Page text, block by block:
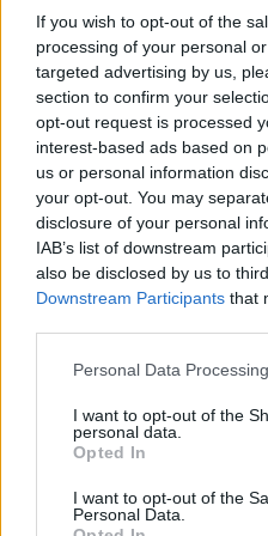
If you wish to opt-out of the
processing of your personal
targeted advertising by us,
section to confirm your
opt-out request is processed
interest-based ads based on
us or personal information
your opt-out. You may
disclosure of your personal
IAB’s list of downstream
also be disclosed by us to
Downstream Participants that
Please note that this website/
not limited to your visit or
grant or deny consent to
use your data for below
consent section.
Personal Data
I want to opt-out of the
personal data.
Opted In
I want to opt-out of the
Personal Data.
Isaszeger
https://
Bevor das Reenactment der
Ab 15.20 Uhr geht es auf dem
deshalb rechtzeitig. Eine große
Erstes, um 15.40 Uhr folgt eine
Útja Equestrian Sports Club mit
atemberaubender Reitkunst.
der NAV Customs and Finance
Szoborhegy. Um den Umzug
Sie um 14:45 in Position sein.
Schlacht von Isaszeg